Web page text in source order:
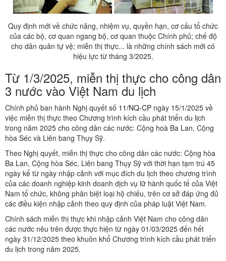
Quy định mới về chức năng, nhiệm vụ, quyền hạn, cơ cấu tổ chức
của các bộ, cơ quan ngang bộ, cơ quan thuộc Chính phủ; chế độ
cho dân quân tự vệ; miễn thị thực... là những chính sách mới có
hiệu lực từ tháng 3/2025.
Từ 1/3/2025, miễn thị thực cho công dân
3 nước vào Việt Nam du lịch
Chính phủ ban hành Nghị quyết số 11/NQ-CP ngày 15/1/2025 về
việc miễn thị thực theo Chương trình kích cầu phát triển du lịch
trong năm 2025 cho công dân các nước: Cộng hoà Ba Lan, Cộng
hòa Séc và Liên bang Thụy Sỹ.
Theo Nghị quyết, miễn thị thực cho công dân các nước: Cộng hòa
Ba Lan, Cộng hòa Séc, Liên bang Thụy Sỹ với thời hạn tạm trú 45
ngày kể từ ngày nhập cảnh với mục đích du lịch theo chương trình
của các doanh nghiệp kinh doanh dịch vụ lữ hành quốc tế của Việt
Nam tổ chức, không phân biệt loại hộ chiếu, trên cơ sở đáp ứng đủ
các điều kiện nhập cảnh theo quy định của pháp luật Việt Nam.
Chính sách miễn thị thực khi nhập cảnh Việt Nam cho công dân
các nước nêu trên được thực hiện từ ngày 01/03/2025 đến hết
ngày 31/12/2025 theo khuôn khổ Chương trình kích cầu phát triển
du lịch trong năm 2025.